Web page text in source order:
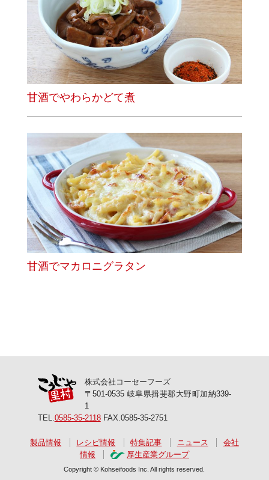
甘酒でやわらかどて煮
甘酒でマカロニグラタン
株式会社コーセーフーズ
〒501-0535 岐阜県揖斐郡大野町加納339-
1
TEL.0585-35-2118FAX.0585-35-2751
製品情報 レシピ情報 特集記事 ニュース
会社
情報
厚生産業グループ
Copyright © Kohseifoods Inc. All rights reserved.